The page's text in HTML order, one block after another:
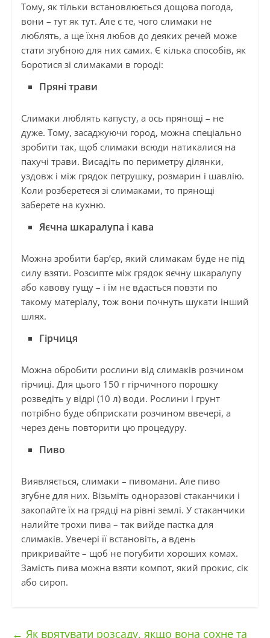
Тому, як тільки встановлюється дощова погода,
вони – тут як тут. Але є те, чого слимаки не
люблять, а ще їхня любов до деяких речей може
стати згубною для них самих. Є кілька способів, як
боротися зі слимаками в городі:
Пряні трави
Слимаки люблять капусту, а ось прянощі – не
дуже. Тому, засаджуючи город, можна спеціально
зробити так, щоб слимаки всюди натикалися на
пахучі трави. Висадіть по периметру ділянки,
уздовж і між грядок петрушку, розмарин і шавлію.
Коли розберетеся зі слимаками, то прянощі
заберете на кухню.
Яєчна шкаралупа і кава
Можна зробити бар’єр, який слимакам буде не під
силу взяти. Розсипте між грядок яєчну шкаралупу
або кавову гущу – і їм не вдасться повзти по
такому матеріалу, тож вони почнуть шукати інший
шлях.
Гірчиця
Можна обробити рослини від слимаків розчином
гірчиці. Для цього 150 г гірчичного порошку
розведіть у відрі (10 л) води. Рослини і грунт
потрібно буде обприскати розчином ввечері, а
через день повторити цю процедуру.
Пиво
Виявляється, слимаки – пивомани. Але пиво
згубне для них. Візьміть одноразові стаканчики і
закопайте їх на грядці на рівні землі. У стаканчики
налийте трохи пива – так вийде пастка для
слимаків. Увечері її встановіть, а вдень
прикривайте – щоб не погубити хороших комах.
Замість пива можна взяти компот, який прокис, сік
або сироп.
← Як врятувати розсаду, якщо вона сохне та